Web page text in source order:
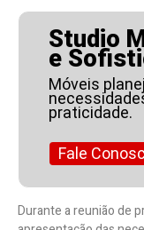
Studio
e
Móveis
praticidade.
Fale
Durante a reunião de